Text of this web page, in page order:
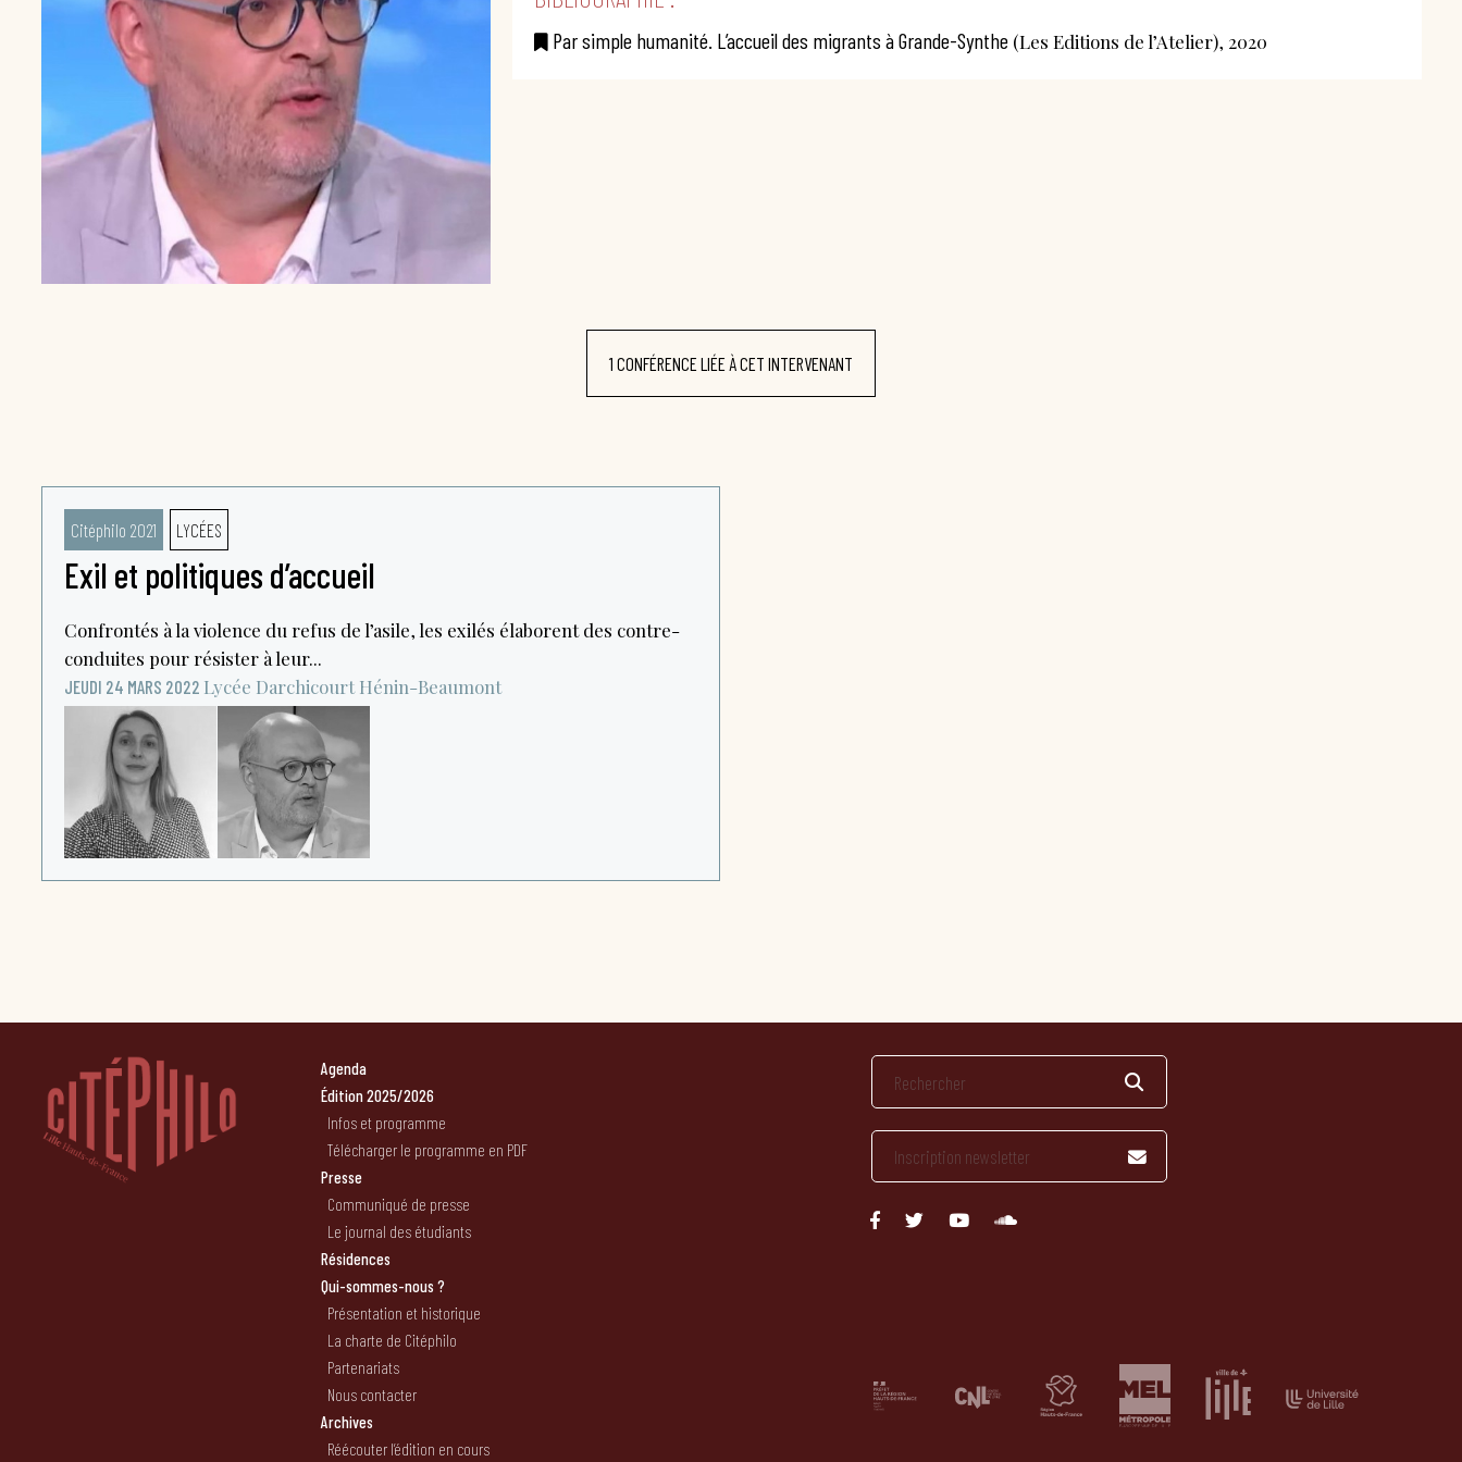
Par simple humanité. L’accueil des migrants à Grande-Synthe (Les Editions de l’Atelier), 2020
1 CONFÉRENCE LIÉE À CET INTERVENANT
Citéphilo 2021 LYCÉES
Exil et politiques d’accueil
Confrontés à la violence du refus de l’asile, les exilés élaborent des contre-
conduites pour résister à leur...
JEUDI 24 MARS 2022 Lycée Darchicourt Hénin-Beaumont
Agenda
Édition 2025/2026
Infos et programme
Télécharger le programme en PDF
Presse
Communiqué de presse
Le journal des étudiants
Résidences
Qui-sommes-nous ?
Présentation et historique
La charte de Citéphilo
Partenariats
Nous contacter
Archives
Réécouter l’édition en cours